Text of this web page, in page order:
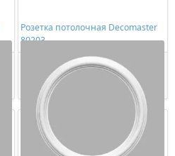
Розетка потолочная Decomaster
80203
2224,00 ₽/шт